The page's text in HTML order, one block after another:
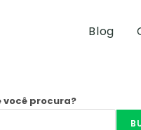
Blog
você procura?